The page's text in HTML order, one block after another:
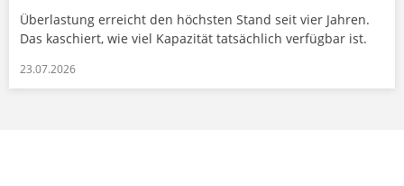
Überlastung erreicht den höchsten Stand seit vier Jahren.
Das kaschiert, wie viel Kapazität tatsächlich verfügbar ist.
23.07.2026